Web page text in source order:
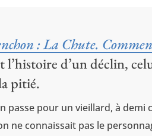
: La Chute.
l’histoire d’un déclin,
pitié.
passe pour un vieillard, à demi
ne connaissait pas le